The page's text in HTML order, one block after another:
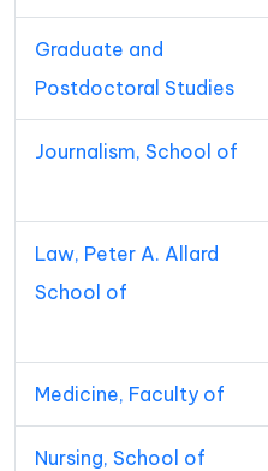
Graduate and
Postdoctoral Studies
Journalism, School of
Law, Peter A. Allard
School of
Medicine, Faculty of
Nursing, School of